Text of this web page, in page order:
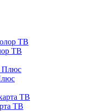
ТВ
ТВ
Плюс
ТВ
ТВ